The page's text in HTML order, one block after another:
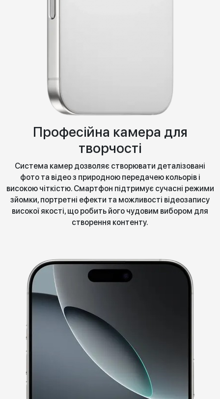
Професійна камера для
творчості
Система камер дозволяє створювати деталізовані
фото та відео з природною передачею кольорів і
високою чіткістю. Смартфон підтримує сучасні режими
зйомки, портретні ефекти та можливості відеозапису
високої якості, що робить його чудовим вибором для
створення контенту.